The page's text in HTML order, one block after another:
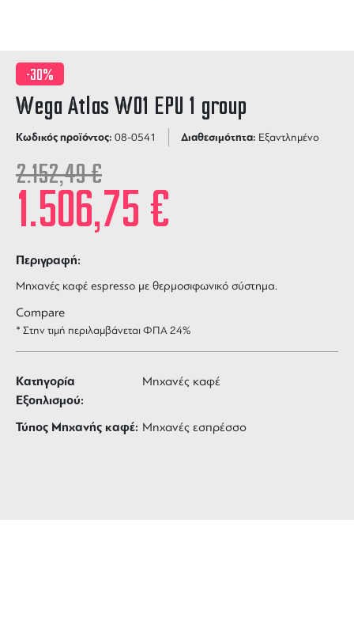
-30%
Wega Atlas W01 EPU 1 group
Κωδικός προϊόντος: 08-0541 Διαθεσιμότητα: Εξαντλημένο
2.152,49€
1.506,75€
Περιγραφή:
Μηχανές καφέ espresso με θερμοσιφωνικό σύστημα.
Compare
* Στην τιμή περιλαμβάνεται ΦΠΑ 24%
Κατηγορία
Εξοπλισμού:
Μηχανές καφέ
Τύπος Μηχανής καφέ: Μηχανές εσπρέσσο